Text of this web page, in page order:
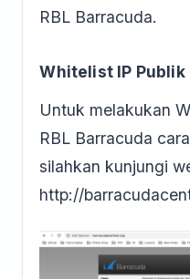
RBL Barracuda.
Whitelist IP Publik
Untuk melakukan
RBL Barracuda
silahkan kunjungi
http://